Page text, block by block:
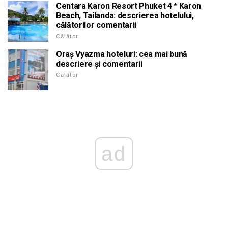
Centara Karon Resort Phuket 4 * Karon
Beach, Tailanda: descrierea hotelului,
călătorilor comentarii
Călător
Oraș Vyazma hoteluri: cea mai bună
descriere și comentarii
Călător
ad